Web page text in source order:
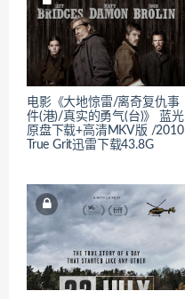
电影《大地惊雷/离奇复仇事
件(港)/真实的勇气(台)》 蓝光
原盘下载+高清MKV版 /2010
True Grit迅雷下载43.8G